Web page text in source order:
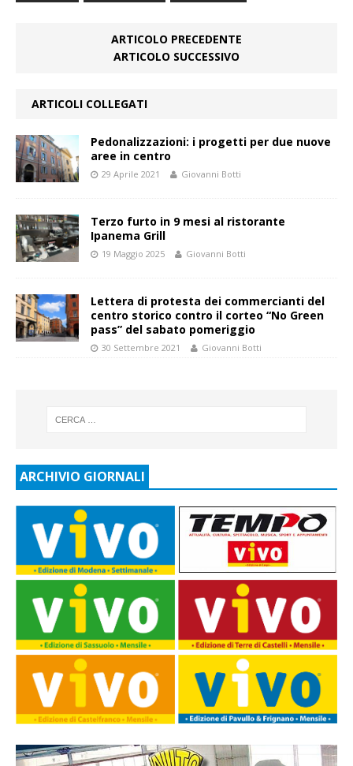
ARTICOLO PRECEDENTE
ARTICOLO SUCCESSIVO
ARTICOLI COLLEGATI
Pedonalizzazioni: i progetti per due nuove
aree in centro
29 Aprile 2021 Giovanni Botti
Terzo furto in 9 mesi al ristorante
Ipanema Grill
19 Maggio 2025 Giovanni Botti
Lettera di protesta dei commercianti del
centro storico contro il corteo “No Green
pass” del sabato pomeriggio
30 Settembre 2021 Giovanni Botti
ARCHIVIO GIORNALI